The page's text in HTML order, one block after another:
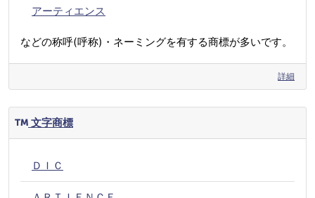
アーティエンス
などの称呼(呼称)・ネーミングを有する商標が多いです。
詳細
文字商標
ＤＩＣ